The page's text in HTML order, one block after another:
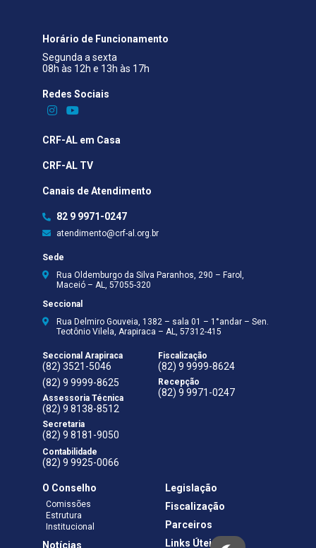
Horário de Funcionamento
Segunda a sexta
08h às 12h e 13h às 17h
Redes Sociais​
CRF-AL em Casa
CRF-AL TV
Canais de Atendimento
82 9 9971-0247
atendimento@crf-al.org.br
Sede
Rua Oldemburgo da Silva Paranhos, 290 – Farol,
Maceió – AL, 57055-320
Seccional
Rua Delmiro Gouveia, 1382 – sala 01 – 1°andar – Sen.
Teotônio Vilela, Arapiraca – AL, 57312-415
Seccional Arapiraca
(82) 3521-5046
(82) 9 9999-8625
Assessoria Técnica
(82) 9 8138-8512
Secretaria
(82) 9 8181-9050
Contabilidade
(82) 9 9925-0066
Fiscalização
(82) 9 9999-8624
Recepção
(82) 9 9971-0247
O Conselho
Comissões
Estrutura
Institucional
Notícias
Legislação
Fiscalização
Parceiros
Links Úteis